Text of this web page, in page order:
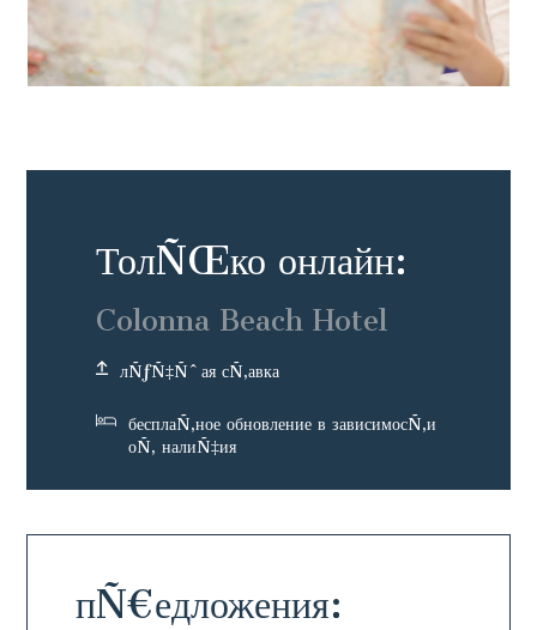
пÑ€едложения:
ТолÑŒко онлайн:
Colonna Beach Hotel
лÑƒÑ‡Ñˆая сÑ‚авка
бесплаÑ‚ное обновление в зависимосÑ‚и
оÑ‚ налиÑ‡ия